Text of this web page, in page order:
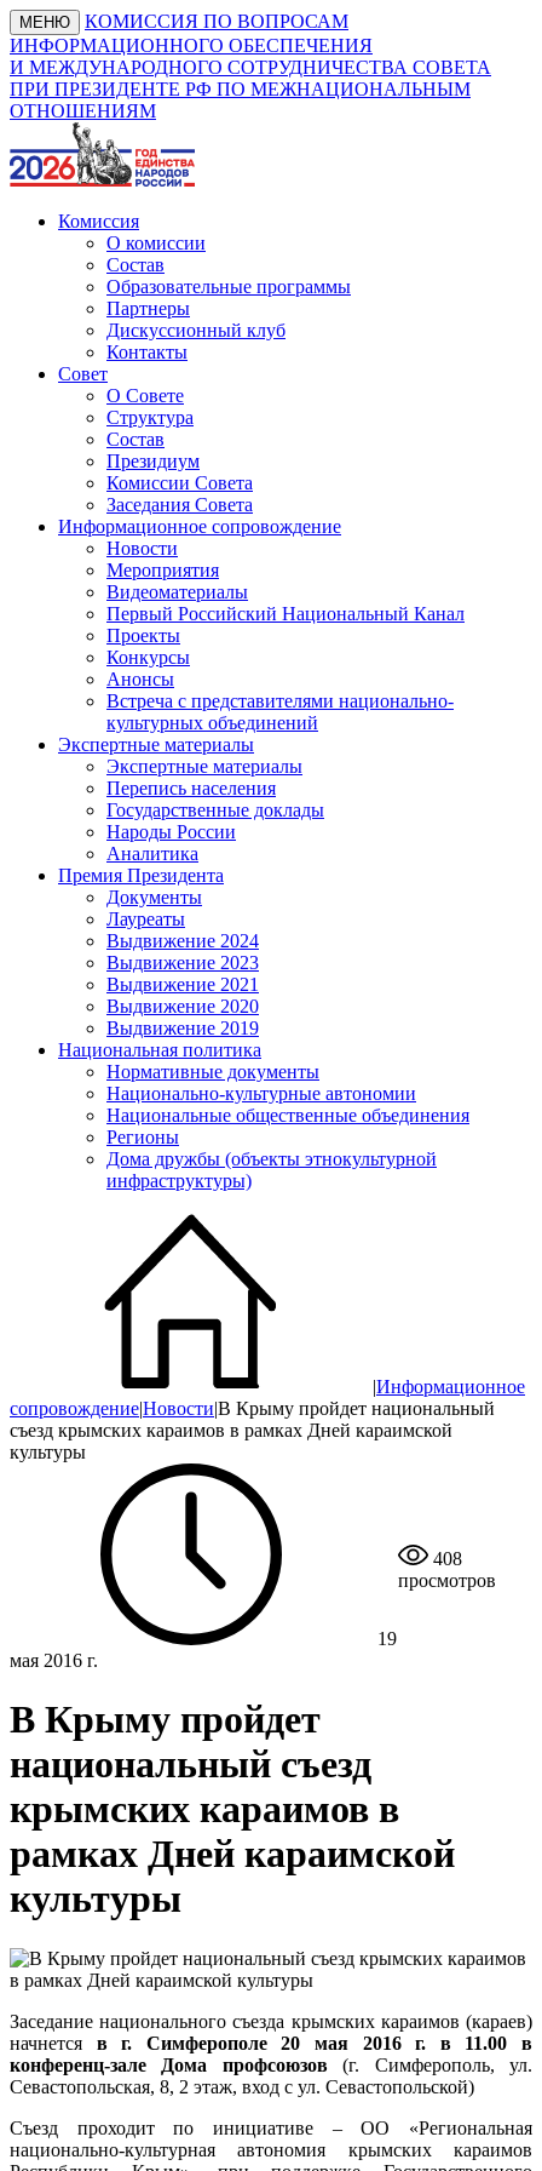
МЕНЮ
КОМИССИЯ ПО ВОПРОСАМ
ИНФОРМАЦИОННОГО ОБЕСПЕЧЕНИЯ
И МЕЖДУНАРОДНОГО СОТРУДНИЧЕСТВА СОВЕТА
ПРИ ПРЕЗИДЕНТЕ РФ ПО МЕЖНАЦИОНАЛЬНЫМ
ОТНОШЕНИЯМ
Комиссия
О комиссии
Состав
Образовательные программы
Партнеры
Дискуссионный клуб
Контакты
Совет
О Совете
Структура
Состав
Президиум
Комиссии Совета
Заседания Совета
Информационное сопровождение
Новости
Мероприятия
Видеоматериалы
Первый Российский Национальный Канал
Проекты
Конкурсы
Анонсы
Встреча с представителями национально-
культурных объединений
Экспертные материалы
Экспертные материалы
Перепись населения
Государственные доклады
Народы России
Аналитика
Премия Президента
Документы
Лауреаты
Выдвижение 2024
Выдвижение 2023
Выдвижение 2021
Выдвижение 2020
Выдвижение 2019
Национальная политика
Нормативные документы
Национально-культурные автономии
Национальные общественные объединения
Регионы
Дома дружбы (объекты этнокультурной
инфраструктуры)
|Информационное
сопровождение|Новости|В Крыму пройдет национальный
съезд крымских караимов в рамках Дней караимской
культуры
19
мая 2016 г.
408
просмотров
В Крыму пройдет
национальный съезд
крымских караимов в
рамках Дней караимской
культуры
Заседание национального съезда крымских караимов (караев)
начнется в г. Симферополе 20 мая 2016 г. в 11.00
в
конференц-зале Дома профсоюзов(г. Симферополь, ул.
Севастопольская, 8, 2 этаж, вход с ул. Севастопольской)
Съезд проходит по инициативе – ОО «Региональная
национально-культурная автономия крымских караимов